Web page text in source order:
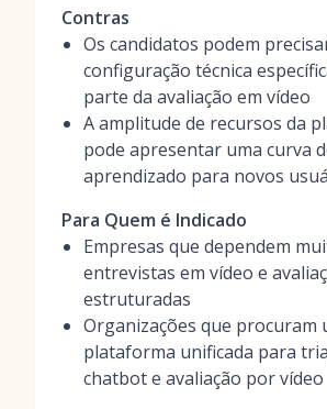
Contras
Os candidatos podem
configuração técnica
parte da avaliação em vídeo
A amplitude de recursos da
pode apresentar uma curva
aprendizado para novos
Para Quem é Indicado
Empresas que dependem
entrevistas em vídeo e
estruturadas
Organizações que procuram
plataforma unificada para
chatbot e avaliação por vídeo